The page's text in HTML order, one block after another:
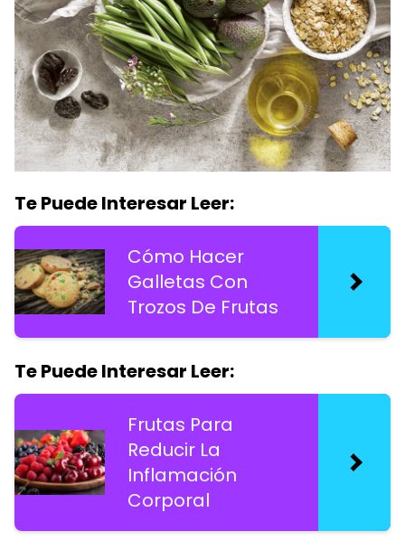
Te Puede Interesar Leer:
Cómo Hacer
Galletas Con
Trozos De Frutas
Te Puede Interesar Leer:
Frutas Para
Reducir La
Inflamación
Corporal